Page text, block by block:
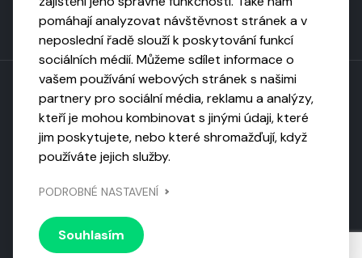
Toto dílo podléhá licenci CC BY-NC-ND
Uveďte původ, neužívejte komerčně, nezpracovávejte.
Národní knihovnou ČR
© 2026 Visiongame. Všechna práva vyhrazena.
pomáhají analyzovat návštěvnost stránek a v
neposlední řadě slouží k poskytování funkcí
sociálních médií. Můžeme sdílet informace o
vašem používání webových stránek s našimi
partnery pro sociální média, reklamu a analýzy,
kteří je mohou kombinovat s jinými údaji, které
jim poskytujete, nebo které shromažďují, když
používáte jejich služby.
PODROBNÉ NASTAVENÍ
Souhlasím